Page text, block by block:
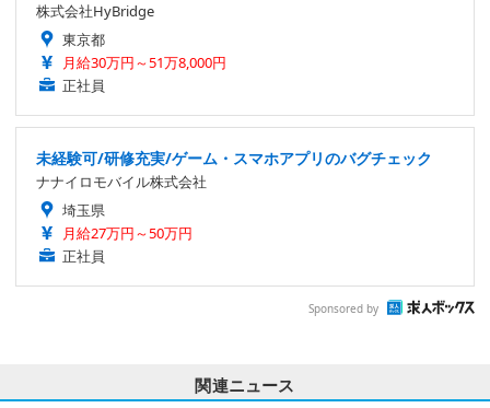
株式会社HyBridge
東京都
月給30万円～51万8,000円
正社員
未経験可/研修充実/ゲーム・スマホアプリのバグチェック
ナナイロモバイル株式会社
埼玉県
月給27万円～50万円
正社員
Sponsored by
関連ニュース